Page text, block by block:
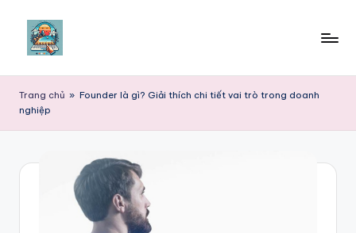
Trang chủ » Founder là gì? Giải thích chi tiết vai trò trong doanh
nghiệp